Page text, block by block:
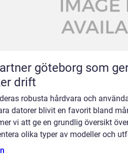
göteborg som
drift
robusta hårdvara och
datorer blivit en favorit bland
vi att ge en grundlig översikt
olika typer av modeller och